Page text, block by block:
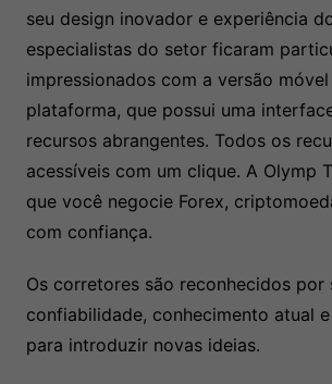
seu design inovador e experiência
especialistas do setor ficaram
impressionados com a versão móvel
plataforma, que possui uma
recursos abrangentes. Todos os
acessíveis com um clique. A Olymp
que você negocie Forex,
com confiança.
Os corretores são reconhecidos por
confiabilidade, conhecimento atual
para introduzir novas ideias.